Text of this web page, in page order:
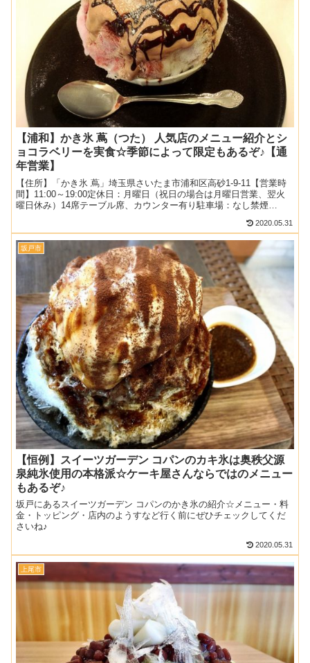
【浦和】かき氷 蔦（つた） 人気店のメニュー紹介とシ
ョコラベリーを実食☆季節によって限定もあるぞ♪【通
年営業】
【住所】「かき氷 蔦」埼玉県さいたま市浦和区高砂1-9-11【営業時
間】11:00～19:00定休日：月曜日（祝日の場合は月曜日営業、翌火
曜日休み）14席テーブル席、カウンター有り駐車場：なし禁煙
2020.05.31
坂戸市
【恒例】スイーツガーデン コパンのカキ氷は奥秩父源
泉純氷使用の本格派☆ケーキ屋さんならではのメニュー
もあるぞ♪
坂戸にあるスイーツガーデン コパンのかき氷の紹介☆メニュー・料
金・トッピング・店内のようすなど行く前にぜひチェックしてくだ
さいね♪
2020.05.31
上尾市